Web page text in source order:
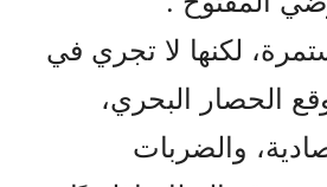
لكنها لا تجري في
الحصار البحري،
والضربات